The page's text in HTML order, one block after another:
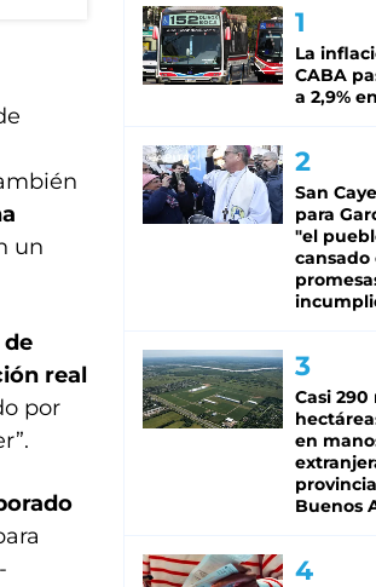
un
de
real
por
La
CABA
a 2,9%
San
para
"el
cansado
Casi 290
en
Buenos